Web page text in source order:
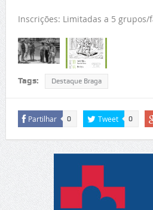
Inscrições: Limitadas a 5 grupos/
Tags: Destaque Braga
Partilhar 0 Tweet 0